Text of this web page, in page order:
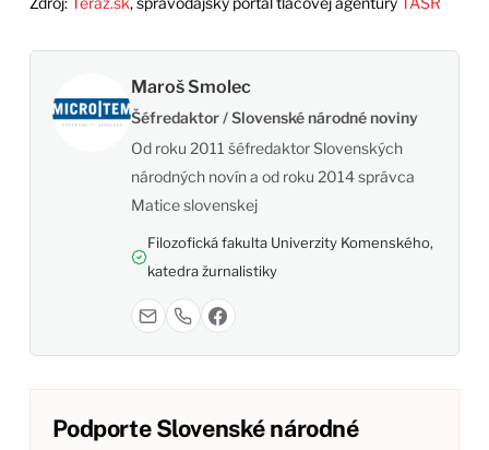
Maroš Smolec
Šéfredaktor / Slovenské národné noviny
Od roku 2011 šéfredaktor Slovenských
národných novín a od roku 2014 správca
Matice slovenskej
Filozofická fakulta Univerzity Komenského,
katedra žurnalistiky
Podporte Slovenské národné